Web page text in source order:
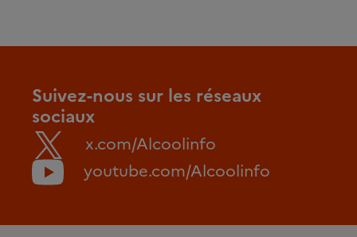
Suivez-nous sur les réseaux
sociaux
x.com/Alcoolinfo
youtube.com/Alcoolinfo